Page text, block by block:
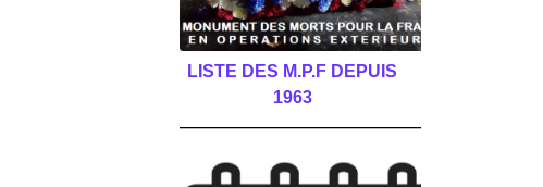
LISTE DES M.P.F DEPUIS
1963